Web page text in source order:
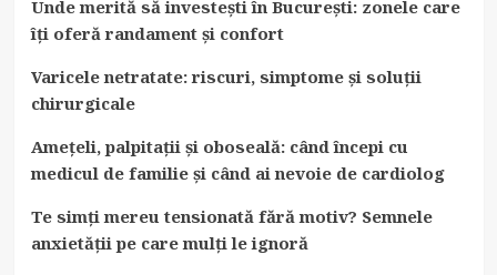
Unde merită să investești în București: zonele care
îți oferă randament și confort
Varicele netratate: riscuri, simptome și soluții
chirurgicale
Amețeli, palpitații și oboseală: când începi cu
medicul de familie și când ai nevoie de cardiolog
Te simți mereu tensionată fără motiv? Semnele
anxietății pe care mulți le ignoră